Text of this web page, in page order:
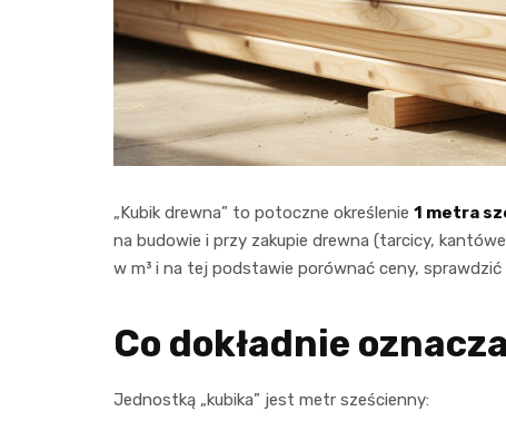
„Kubik drewna” to potoczne określenie 1 metra
na budowie i przy zakupie drewna (tarcicy,
w m³ i na tej podstawie porównać ceny,
Co dokładnie
Jednostką „kubika” jest metr sześcienny: